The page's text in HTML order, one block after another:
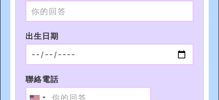
出生日期
聯絡電話